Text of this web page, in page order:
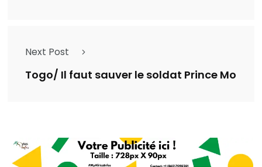
Next Post
Togo/ Il faut sauver le soldat Prince Mo